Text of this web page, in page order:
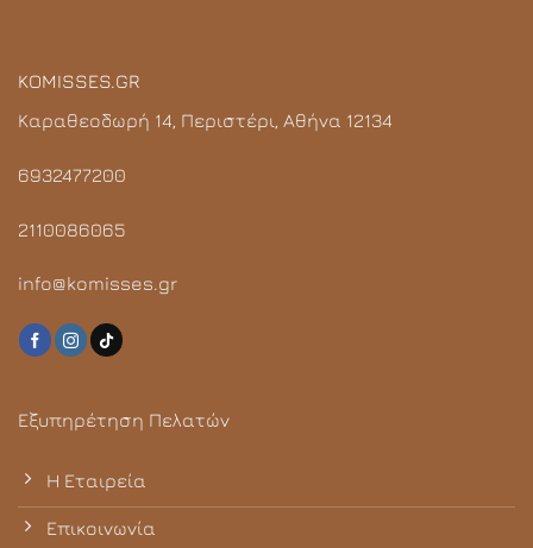
Εξυπηρέτηση Πελατών
Η Εταιρεία
Επικοινωνία
KOMISSES.GR
Καραθεοδωρή 14, Περιστέρι, Αθήνα 12134
6932477200
2110086065
info@komisses.gr